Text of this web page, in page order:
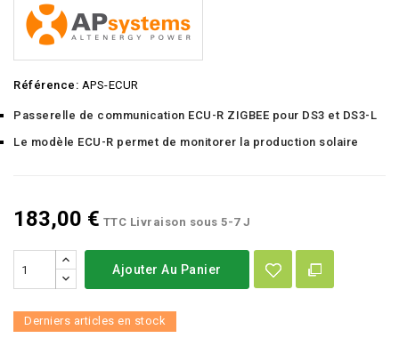
Référence: APS-ECUR
Passerelle de communication ECU-R ZIGBEE pour DS3 et DS3-L
Le modèle ECU-R permet de monitorer la production solaire
183,00 € TTC Livraison sous 5-7 J
Ajouter Au Panier
Derniers articles en stock